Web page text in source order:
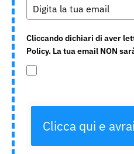
Cliccando dichiari di aver
Policy. La tua email NON
Clicca qui e